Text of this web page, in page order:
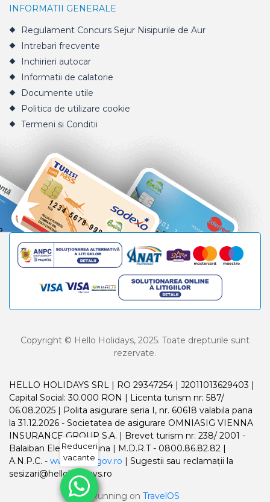
INFORMATII GENERALE
Regulament Concurs Sejur Nisipurile de Aur
Intrebari frecvente
Inchirieri autocar
Informatii de calatorie
Documente utile
Politica de utilizare cookie
Termeni si Conditii
Copyright © Hello Holidays, 2025. Toate drepturile sunt
rezervate.
HELLO HOLIDAYS SRL | RO 29347254 | J2011013629403 |
Capital Social: 30.000 RON | Licenta turism nr: 587/
06.08.2025 | Polita asigurare seria I, nr. 60618 valabila pana
la 31.12.2026 - Societatea de asigurare OMNIASIG VIENNA
INSURANCE GROUP S.A. | Brevet turism nr: 238/ 2001 -
Balaiban Elena Madalina | M.D.R.T - 0800.86.82.82 |
A.N.P.C. - www.anpc.gov.ro | Sugestii sau reclamații la
sesizari@helloholidays.ro
Running on TravelOS
Reduceri
vacante